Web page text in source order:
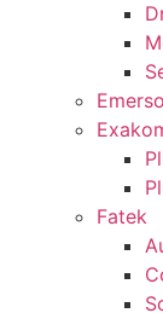
Fatek